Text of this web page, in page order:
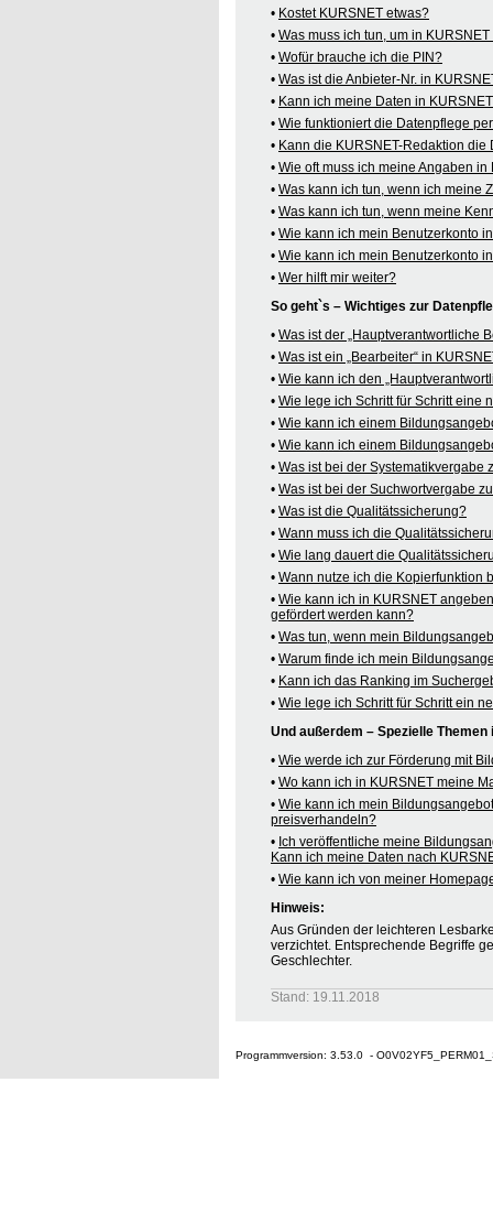
• Kostet KURSNET etwas?
• Was muss ich tun, um in
• Wofür brauche ich die PIN?
• Was ist die Anbieter-Nr. in
• Kann ich meine Daten in
• Wie funktioniert die Datenpflege
• Kann die KURSNET-Redaktion
• Wie oft muss ich meine Angaben
• Was kann ich tun, wenn ich meine
• Was kann ich tun, wenn meine
• Wie kann ich mein Benutzerkonto
• Wie kann ich mein Benutzerkonto
• Wer hilft mir weiter?
So geht`s – Wichtiges zur
• Was ist der „Hauptverantwortliche
• Was ist ein „Bearbeiter“ in
• Wie kann ich den
• Wie lege ich Schritt für Schritt eine
• Wie kann ich einem
• Wie kann ich einem
• Was ist bei der Systematikvergabe
• Was ist bei der Suchwortvergabe
• Was ist die Qualitätssicherung?
• Wann muss ich die
• Wie lang dauert die
• Wann nutze ich die Kopierfunktion
• Wie kann ich in KURSNET
gefördert werden kann?
• Was tun, wenn mein
• Warum finde ich mein
• Kann ich das Ranking im
• Wie lege ich Schritt für Schritt ein
Und außerdem – Spezielle Themen
• Wie werde ich zur Förderung mit
• Wo kann ich in KURSNET meine
• Wie kann ich mein
preisverhandeln?
• Ich veröffentliche meine
Kann ich meine Daten nach
• Wie kann ich von meiner
Hinweis:
Aus Gründen der leichteren
verzichtet. Entsprechende Begriffe
Geschlechter.
Stand: 19.11.2018
Programmversion: 3.53.0 -